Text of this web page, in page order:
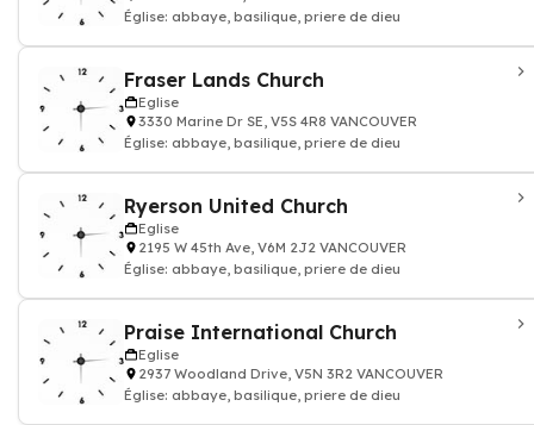
Église: abbaye, basilique, priere de dieu
Fraser Lands Church
Eglise
3330 Marine Dr SE, V5S 4R8 VANCOUVER
Église: abbaye, basilique, priere de dieu
Ryerson United Church
Eglise
2195 W 45th Ave, V6M 2J2 VANCOUVER
Église: abbaye, basilique, priere de dieu
Praise International Church
Eglise
2937 Woodland Drive, V5N 3R2 VANCOUVER
Église: abbaye, basilique, priere de dieu